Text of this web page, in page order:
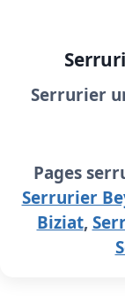
Serrurier
Pages
Serrurier
Biziat,